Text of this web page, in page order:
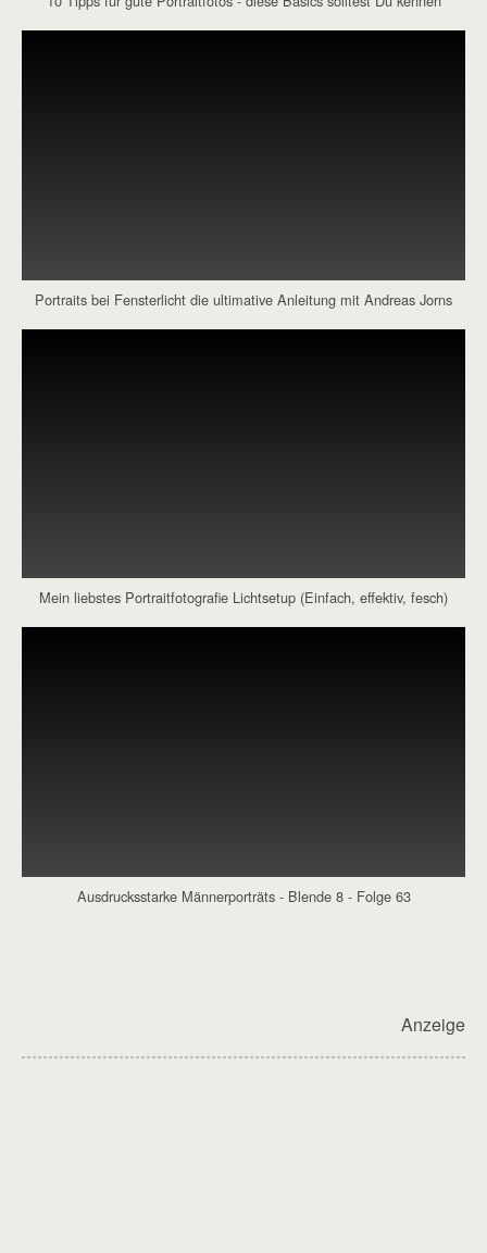
Portraits bei Fensterlicht die ultimative Anleitung mit Andreas Jorns
Mein liebstes Portraitfotografie Lichtsetup (Einfach, effektiv, fesch)
Ausdrucksstarke Männerporträts - Blende 8 - Folge 63
Anzeige